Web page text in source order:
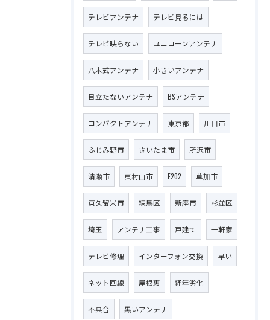
テレビアンテナ テレビ見るには
テレビ映らない ユニコーンアンテナ
八木式アンテナ 小さいアンテナ
目立たないアンテナ BSアンテナ
コンパクトアンテナ 東京都 川口市
ふじみ野市 さいたま市 所沢市
清瀬市 東村山市 E202 草加市
東久留米市 練馬区 新座市 杉並区
埼玉 アンテナ工事 戸建て 一軒家
テレビ修理 インターフォン交換 早い
ネット回線 屋根裏 経年劣化
不具合 黒いアンテナ